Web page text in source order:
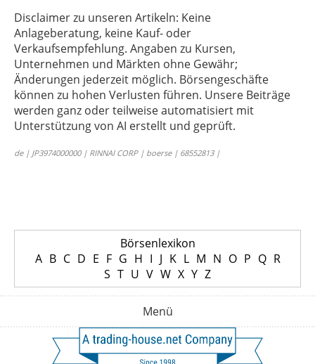
Disclaimer zu unseren Artikeln: Keine
Anlageberatung, keine Kauf- oder
Verkaufsempfehlung. Angaben zu Kursen,
Unternehmen und Märkten ohne Gewähr;
Änderungen jederzeit möglich. Börsengeschäfte
können zu hohen Verlusten führen. Unsere Beiträge
werden ganz oder teilweise automatisiert mit
Unterstützung von AI erstellt und geprüft.
de | JP3974000000 | RINNAI CORP | boerse | 68552813 |
Börsenlexikon
A B C D E F G H I J K L M N O P Q R
S T U V W X Y Z
Menü